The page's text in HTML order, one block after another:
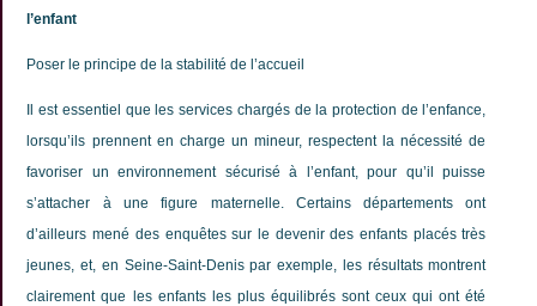
l’enfant
Poser le principe de la stabilité de l’accueil
Il est essentiel que les services chargés de la protection de l’enfance,
lorsqu’ils prennent en charge un mineur, respectent la nécessité de
favoriser un environnement sécurisé à l’enfant, pour qu’il puisse
s’attacher à une figure maternelle. Certains départements ont
d’ailleurs mené des enquêtes sur le devenir des enfants placés très
jeunes, et, en Seine-Saint-Denis par exemple, les résultats montrent
clairement que les enfants les plus équilibrés sont ceux qui ont été